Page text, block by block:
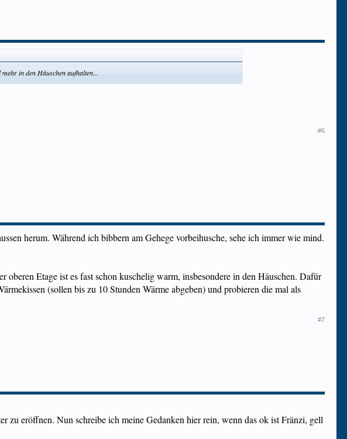
in den Häuschen aufhalten...
#6
herum. Während ich bibbern am Gehege vorbeihusche, sehe ich immer wie mind.
Etage ist es fast schon kuschelig warm, insbesondere in den Häuschen. Dafür
(sollen bis zu 10 Stunden Wärme abgeben) und probieren die mal als
#7
zu eröffnen. Nun schreibe ich meine Gedanken hier rein, wenn das ok ist Fränzi, gell